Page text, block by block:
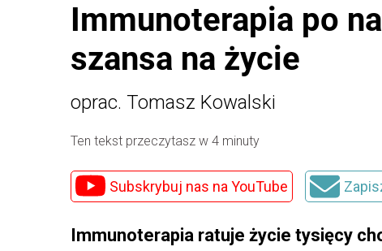
Immunoterapia po
szansa na życie
oprac. Tomasz Kowalski
Ten tekst przeczytasz w 4 minuty
Subskrybuj nas na YouTube
Immunoterapia ratuje życie tysięcy